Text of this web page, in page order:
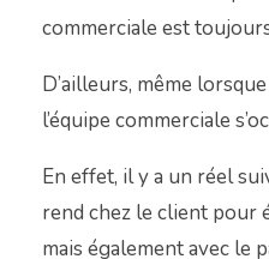
commerciale est
D’ailleurs, même
l’équipe commerciale
En effet, il y a un réel
rend chez le client pour
mais également avec le